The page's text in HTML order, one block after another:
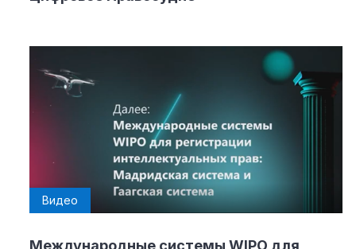
Видео
Международные системы WIPO для